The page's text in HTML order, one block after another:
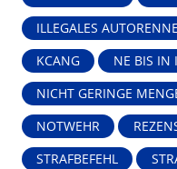
ILLEGALES
KCANG NE BIS IN
NICHT GERINGE
NOTWEHR
STRAFBEFEHL